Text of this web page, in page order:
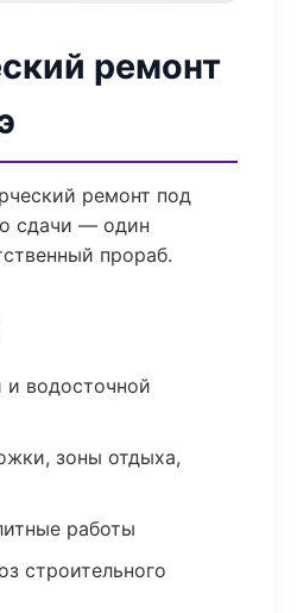
ремонт
ремонт под
сдачи — один
прораб.
водосточной
зоны отдыха,
работы
строительного